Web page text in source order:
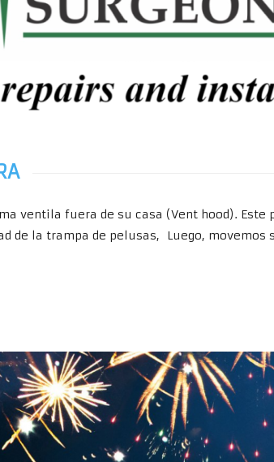
ventila fuera de su casa (Vent hood). Este
de la trampa de pelusas, Luego,